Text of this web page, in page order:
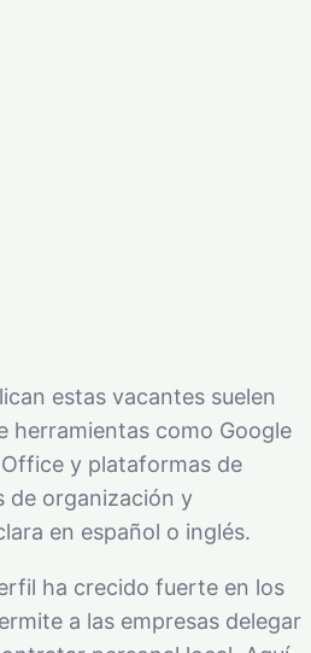
estas vacantes suelen
herramientas como Google
y plataformas de
de organización y
en español o inglés.
ha crecido fuerte en los
a las empresas delegar